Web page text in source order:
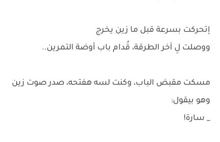
إتحركت بسرعة قبل ما زين يخرج
ووصلت لِ آخر الطرقة، قُدام باب أوضة التمرين..
مسكت مقبض الباب، وكنت لسه هفتحه، صدر صوت زين
وهو بيقول:
_ سارة!